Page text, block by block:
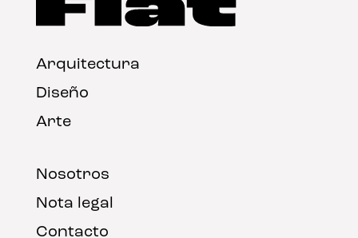
Arquitectura
Diseño
Arte
Nosotros
Nota legal
Contacto